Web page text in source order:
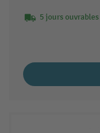
5 jours ouvrables